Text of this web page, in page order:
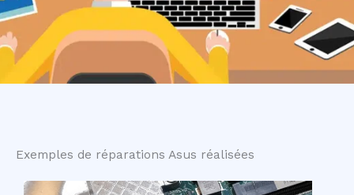
Exemples de réparations Asus réalisées